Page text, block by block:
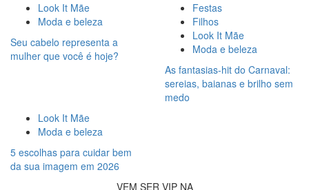
Look It Mãe
Moda e beleza
Seu cabelo representa a
mulher que você é hoje?
Festas
Filhos
Look It Mãe
Moda e beleza
As fantasias-hit do Carnaval:
sereias, baianas e brilho sem
medo
Look It Mãe
Moda e beleza
5 escolhas para cuidar bem
da sua imagem em 2026
VEM SER VIP NA